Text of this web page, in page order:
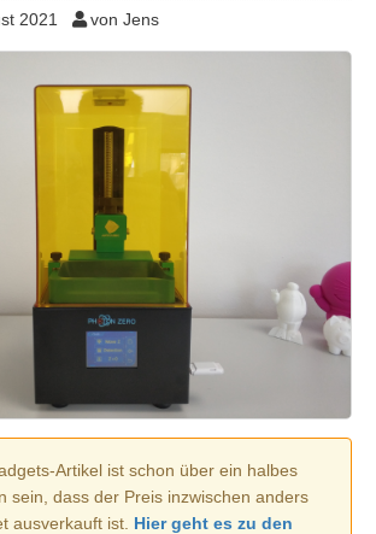
2021 von Jens
Artikel ist schon über ein halbes
sein, dass der Preis inzwischen anders
ausverkauft ist. Hier geht es zu den